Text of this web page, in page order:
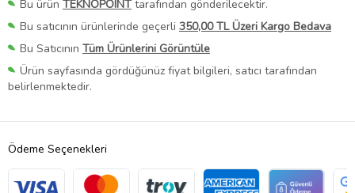
Bu ürün TEKNOPOINT tarafından gönderilecektir.
Bu satıcının ürünlerinde geçerli 350,00 TL Üzeri Kargo Bedava
Bu Satıcının Tüm Ürünlerini Görüntüle
Ürün sayfasında gördüğünüz fiyat bilgileri, satıcı tarafından
belirlenmektedir.
Ödeme Seçenekleri